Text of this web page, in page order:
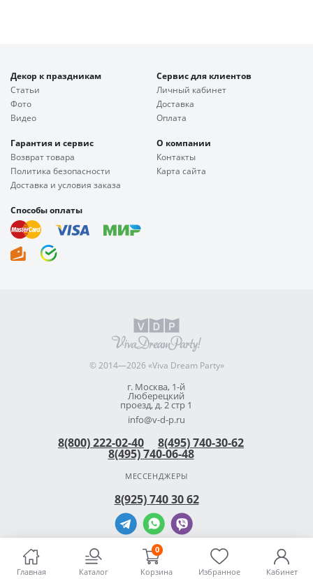
Главная Каталог
0
Корзина Избранное Кабинет
Декор к праздникам
Статьи
Фото
Видео
Сервис для клиентов
Личный кабинет
Доставка
Оплата
Гарантия и сервис
Возврат товара
Политика безопасности
Доставка и условия заказа
О компании
Контакты
Карта сайта
Способы оплаты
© 2014—2026 «Viva Dream Party»
г. Москва, 1-й
Люберецкий
проезд, д. 2 стр 1
info@v-d-p.ru
8(800) 222-02-40 8(495) 740-30-62
8(495) 740-06-48
МЕССЕНДЖЕРЫ
8(925) 740 30 62